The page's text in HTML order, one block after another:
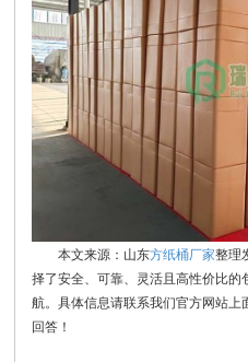
本文来源：山东方纸桶厂家整理
择了安全、可靠、灵活且高性价比
航。具体信息请联系我们官方网站
回答！